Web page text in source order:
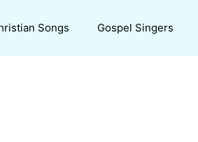
Songs Gospel Singers